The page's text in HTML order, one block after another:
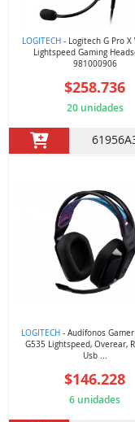
LOGITECH - Logitech G Pro
Lightspeed Gaming
981000906
$258.736
20 unidades
LOGITECH- Audífonos
G535 Lightspeed, Overear,
Usb ...
$146.228
6 unidades